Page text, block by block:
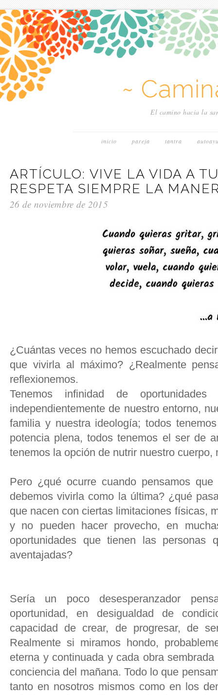
~
El camino hacia la
inicio pareja tantra
ARTÍCULO: VIVE LA VIDA A
RESPETA SIEMPRE LA
26 de noviembre de 2015
¿Cuántas veces no hemos escuchado
que vivirla al máximo? ¿Realmente
reflexionemos.
Tenemos infinidad de
independientemente de nuestro entorno,
familia y nuestra ideología; todos
potencia plena, todos tenemos el ser de
tenemos la opción de nutrir nuestro cuerpo,
Pero ¿qué ocurre cuando pensamos
debemos vivirla como la última? ¿qué
que nacen con ciertas limitaciones físicas,
y no pueden hacer provecho, en
oportunidades que tienen las
aventajadas?
Sería un poco desesperanzador
oportunidad, en desigualdad de
capacidad de crear, de progresar, de
Realmente si miramos hondo,
eterna y continuada y cada obra
conciencia del mañana. Todo lo que
tanto en nosotros mismos como en los